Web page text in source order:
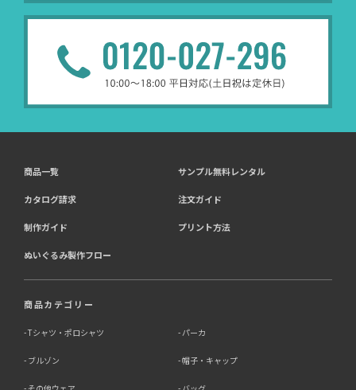
商品一覧 サンプル無料レンタル
カタログ請求 注文ガイド
制作ガイド プリント方法
ぬいぐるみ製作フロー
商品カテゴリー
Tシャツ・ポロシャツ パーカ
ブルゾン 帽子・キャップ
その他ウェア バッグ